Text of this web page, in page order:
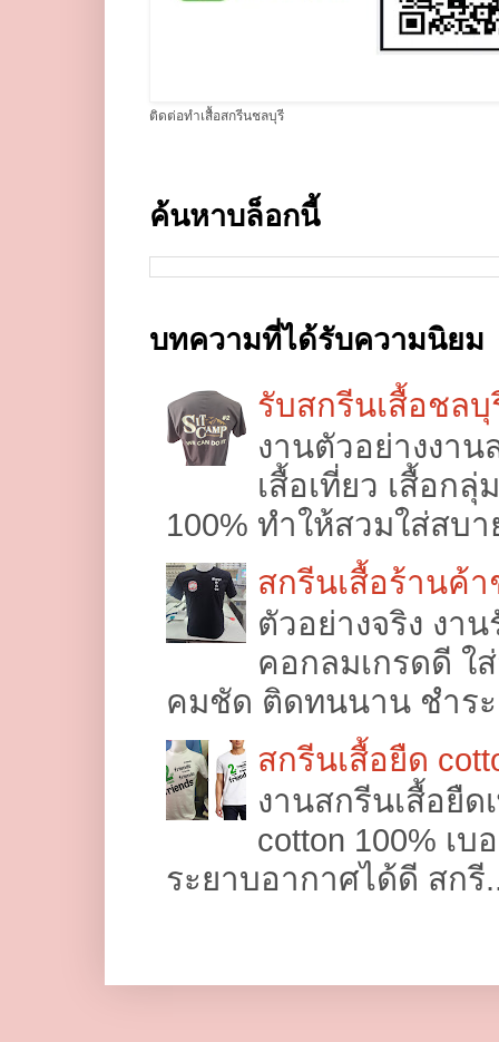
ติดต่อทำเสื้อสกรีนชลบุรี
ค้นหาบล็อกนี้
บทความที่ได้รับความนิยม
รับสกรีนเสื้อชลบุ
งานตัวอย่างงา
เสื้อเที่ยว เสื้อก
100% ทำให้สวมใส่สบ
สกรีนเสื้อร้านค้
ตัวอย่างจริง งา
คอกลมเกรดดี ใ
คมชัด ติดทนนาน ชำร
สกรีนเสื้อยืด
งานสกรีนเสื้อยื
cotton 100% เ
ระยาบอากาศได้ดี สกรี